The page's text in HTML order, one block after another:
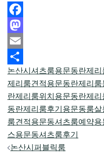
Facebook
Mastodon
Email
Share
논산시셔츠룸용문동란제리
제리룸견적용문동란제리룸
란제리룸위치 용문동란제리
동란제리룸후기 용문동룸살
룸견적용문동셔츠룸예약용
스용문동셔츠룸후기
Post
논산시퍼블릭룸